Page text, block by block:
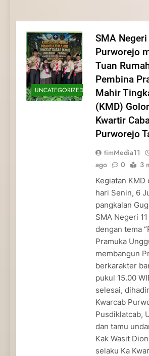
dan Pengabdian
Pramuka
Pramuka
Kepedulian
UNCATEGORIZED
SMA Negeri
Purworejo
Tuan
Pembina
Mahir
(KMD)
Kwartir
Purworejo
timMedia11
ago
0 3
Kegiatan KMD
hari Senin, 6
pangkalan
SMA Negeri
dengan tema
Pramuka
membangun
berkarakter
pukul 15.00
selesai,
Kwarcab
Pusdiklatcab,
dan tamu
Kak Wasit
selaku Ka